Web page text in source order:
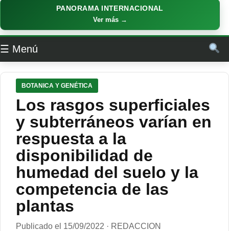
PANORAMA INTERNACIONAL
Ver más →
☰ Menú
BOTANICA Y GENÉTICA
Los rasgos superficiales
y subterráneos varían en
respuesta a la
disponibilidad de
humedad del suelo y la
competencia de las
plantas
Publicado el 15/09/2022 · REDACCION